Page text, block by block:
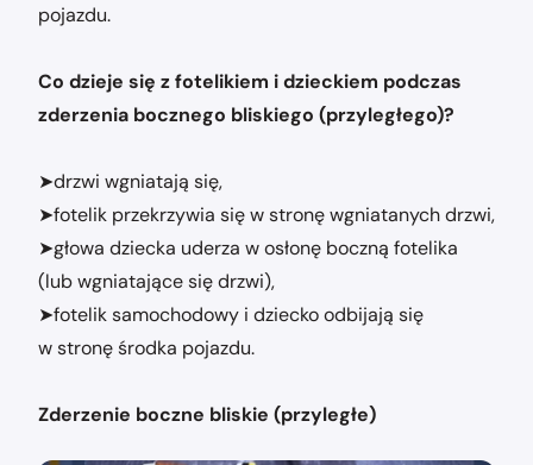
pojazdu.
Co dzieje się z fotelikiem i dzieckiem podczas
zderzenia bocznego bliskiego (przyległego)?
➤drzwi wgniatają się,
➤fotelik przekrzywia się w stronę wgniatanych drzwi,
➤głowa dziecka uderza w osłonę boczną fotelika
(lub wgniatające się drzwi),
➤fotelik samochodowy i dziecko odbijają się
w stronę środka pojazdu.
Zderzenie boczne bliskie (przyległe)